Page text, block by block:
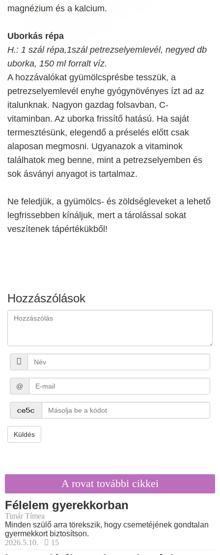
magnézium és a kalcium.
Uborkás répa
H.: 1 szál répa,1szál petrezselyemlevél, negyed db
uborka, 150 ml forralt víz.
A hozzávalókat gyümölcsprésbe tesszük, a
petrezselyemlevél enyhe gyógynövényes ízt ad az
italunknak. Nagyon gazdag folsavban, C-
vitaminban. Az uborka frissítő hatású. Ha saját
termesztésünk, elegendő a préselés előtt csak
alaposan megmosni. Ugyanazok a vitaminok
találhatok meg benne, mint a petrezselyemben és
sok ásványi anyagot is tartalmaz.
Ne feledjük, a gyümölcs- és zöldségleveket a lehető
legfrissebben kínáljuk, mert a tárolással sokat
veszítenek tápértékükből!
Hozzászólások
@
Küldés
A rovat további cikkei
Félelem gyerekkorban
Timár Tímea
Minden szülő arra törekszik, hogy csemetéjének gondtalan
gyermekkort biztosítson.
2026.5.10.
15